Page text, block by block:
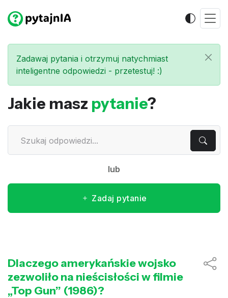
Zadawaj pytania i otrzymuj natychmiast
inteligentne odpowiedzi - przetestuj! :)
Jakie masz pytanie?
lub
Zadaj pytanie
Dlaczego amerykańskie wojsko
zezwoliło na nieścisłości w filmie
„Top Gun” (1986)?